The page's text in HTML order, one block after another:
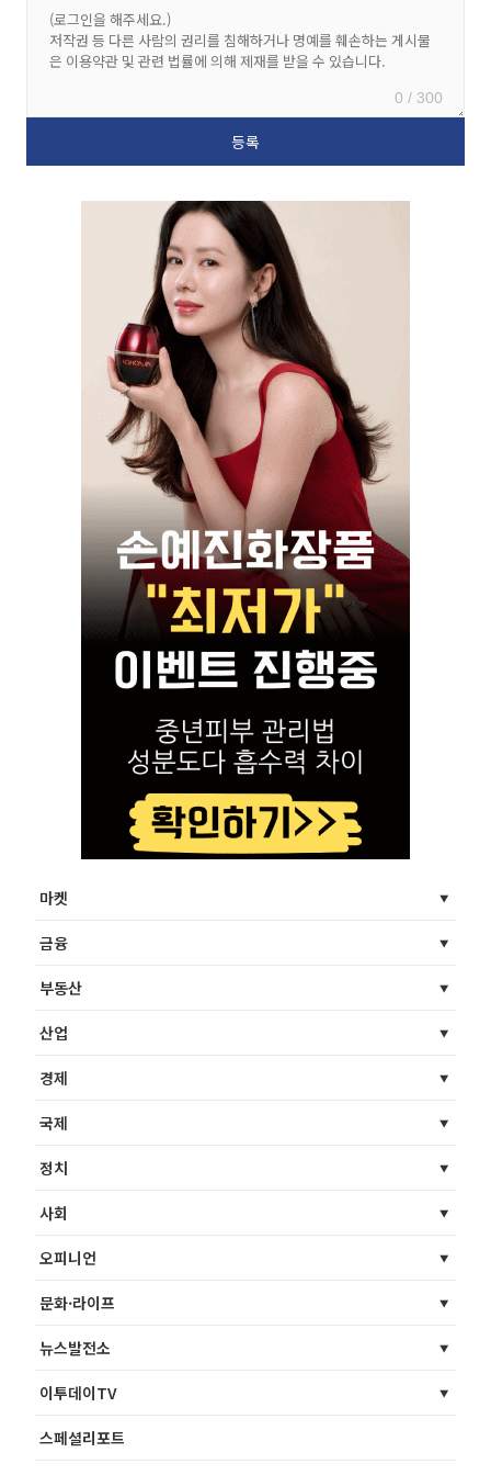
0 / 300
마켓
금융
부동산
산업
경제
국제
정치
사회
오피니언
문화·라이프
뉴스발전소
이투데이TV
스페셜리포트